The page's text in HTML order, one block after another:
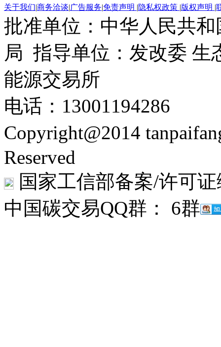
关于我们|商务洽谈|广告服务|免责声明 |隐私权政策 |版权声明 |
批准单位：中华人民共
局 指导单位：发改委 生
能源交易所
电话：13001194286
Copyright@2014
Reserved
国家工信部备案/许可
中国碳交易QQ群： 6群